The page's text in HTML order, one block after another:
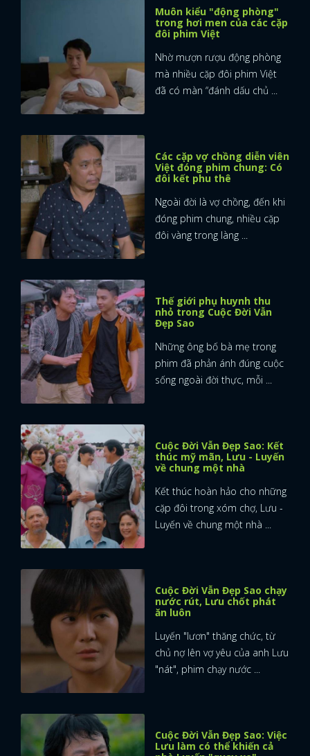
ĐĂNG NHẬP
Muôn kiểu "động phòng"
trong hơi men của các cặp
đôi phim Việt
Nhờ mượn rượu động phòng
mà nhiều cặp đôi phim Việt
đã có màn “đánh dấu chủ ...
Các cặp vợ chồng diễn viên
Việt đóng phim chung: Có
đôi kết phu thê
Ngoài đời là vợ chồng, đến khi
đóng phim chung, nhiều cặp
đôi vàng trong làng ...
Thế giới phụ huynh thu
nhỏ trong Cuộc Đời Vẫn
Đẹp Sao
Những ông bố bà mẹ trong
phim đã phản ánh đúng cuộc
sống ngoài đời thực, mỗi ...
Cuộc Đời Vẫn Đẹp Sao: Kết
thúc mỹ mãn, Lưu - Luyến
về chung một nhà
Kết thúc hoàn hảo cho những
cặp đôi trong xóm chợ, Lưu -
Luyến về chung một nhà ...
Cuộc Đời Vẫn Đẹp Sao chạy
nước rút, Lưu chốt phát
ăn luôn
Luyến "lươn" thăng chức, từ
chủ nợ lên vợ yêu của anh Lưu
"nát", phim chạy nước ...
Cuộc Đời Vẫn Đẹp Sao: Việc
Lưu làm có thể khiến cả